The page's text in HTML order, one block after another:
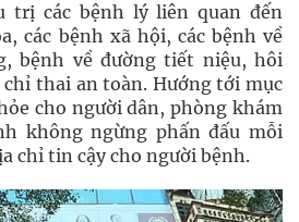
trị các bệnh lý liên quan đến
các bệnh xã hội, các bệnh về
bệnh về đường tiết niệu, hôi
thai an toàn. Hướng tới mục
cho người dân, phòng khám
không ngừng phấn đấu mỗi
chỉ tin cậy cho người bệnh.